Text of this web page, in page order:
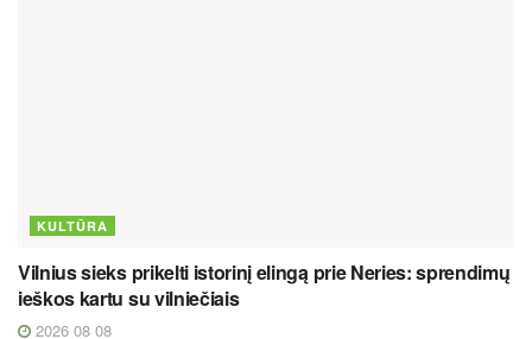
KULTŪRA
Vilnius sieks prikelti istorinį elingą prie Neries: sprendimų
ieškos kartu su vilniečiais
2026 08 08